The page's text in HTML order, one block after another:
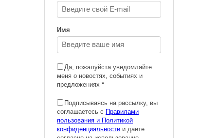
Имя
Да, пожалуйста уведомляйте
меня о новостях, событиях и
предложениях *
Подписываясь на рассылку, вы
соглашаетесь с Правилами
пользования и Политикой
конфиденциальности и даете